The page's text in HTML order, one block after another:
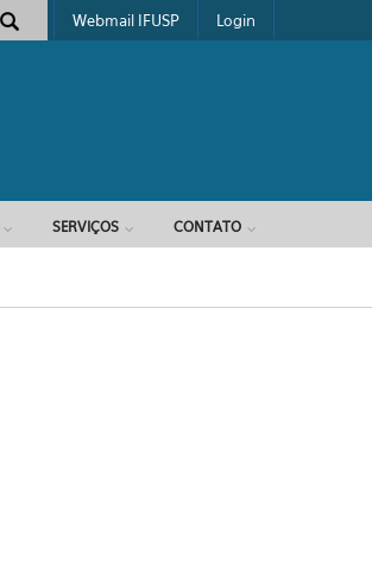
Webmail IFUSP Login
SERVIÇOS CONTATO